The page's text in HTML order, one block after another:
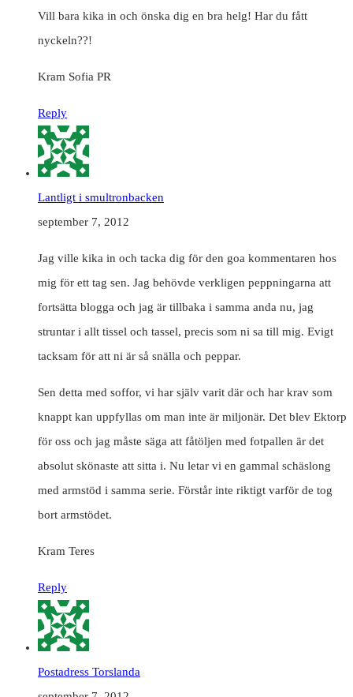
Vill bara kika in och önska dig en bra helg! Har du fått
nyckeln??!
Kram Sofia PR
Reply
Lantligt i smultronbacken
september 7, 2012
Jag ville kika in och tacka dig för den goa kommentaren hos
mig för ett tag sen. Jag behövde verkligen peppningarna att
fortsätta blogga och jag är tillbaka i samma anda nu, jag
struntar i allt tissel och tassel, precis som ni sa till mig. Evigt
tacksam för att ni är så snälla och peppar.
Sen detta med soffor, vi har själv varit där och har krav som
knappt kan uppfyllas om man inte är miljonär. Det blev Ektorp
för oss och jag måste säga att fåtöljen med fotpallen är det
absolut skönaste att sitta i. Nu letar vi en gammal schäslong
med armstöd i samma serie. Förstår inte riktigt varför de tog
bort armstödet.
Kram Teres
Reply
Postadress Torslanda